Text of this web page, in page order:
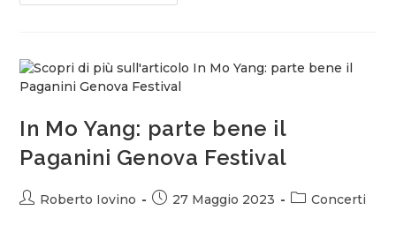
In Mo Yang: parte bene il
Paganini Genova Festival
Roberto Iovino 27 Maggio 2023 Concerti